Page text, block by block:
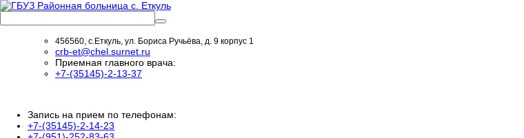
456560, с.Еткуль, ул. Бориса Ручьёва, д. 9 корпус 1
crb-et@chel.surnet.ru
Приемная главного врача:
+7-(35145)-2-13-37
Запись на прием по телефонам:
+7-(35145)-2-14-23